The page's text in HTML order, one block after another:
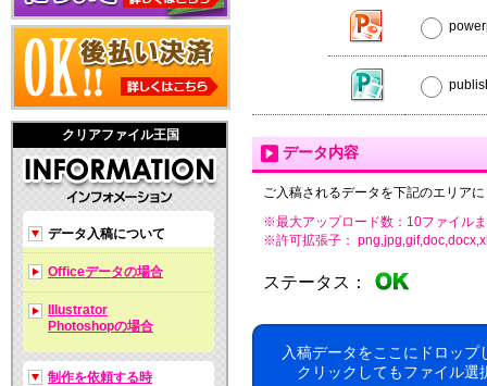
クリアファイル王国
データ入稿について
Officeデータの場合
Illustrator
Photoshopの場合
制作を依頼する時
データ内容
ご入稿されるデータを下記のエリア
※最大アップロード数：10ファイル
※許可拡張子：
ステータス：
入稿データをここにドロップ
クリックしてもファイル選